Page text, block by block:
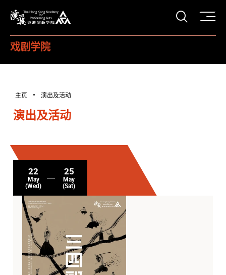
打开
戏剧学院
主页 演出及活动
演出及活动
22
May
(Wed)
25
May
(Sat)